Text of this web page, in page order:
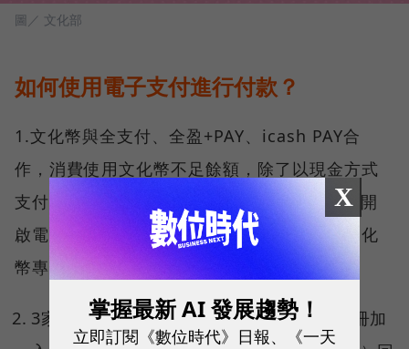
圖／ 文化部
如何使用電子支付進行付款？
1.文化幣與全支付、全盈+PAY、icash PAY合
作，消費使用文化幣不足餘額，除了以現金方式
支付外，可以直接在APP點選電子支付圖示，開
啟電子支付進行付款。電子支付並陸續推出文化
幣專屬優惠，歡迎青年朋友多加運用。
3家電子支付主動響應推出優惠禮包，包含註冊加
X
掌握最新 AI 發展趨勢！
立即訂閱《數位時代》日報、《一天